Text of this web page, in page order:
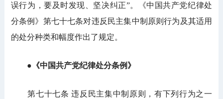
误行为，要及时发现、坚决纠正”。《中国共产党纪律处
分条例》第七十七条对违反民主集中制原则行为及其适用
的处分种类和幅度作出了规定。
●《中国共产党纪律处分条例》
第七十七条 违反民主集中制原则，有下列行为之一